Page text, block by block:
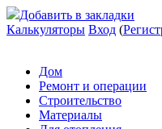
Добавить в закладки
Калькуляторы Вход (
Дом
Ремонт и операции
Строительство
Материалы